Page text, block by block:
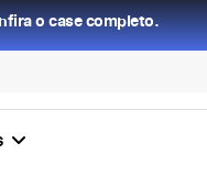
o case completo.